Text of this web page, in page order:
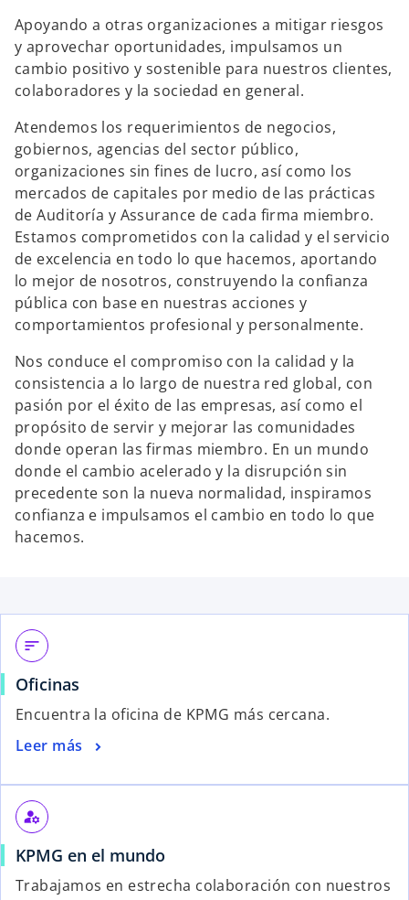
Apoyando a otras organizaciones a mitigar riesgos
y aprovechar oportunidades, impulsamos un
cambio positivo y sostenible para nuestros clientes,
colaboradores y la sociedad en general.
Atendemos los requerimientos de negocios,
gobiernos, agencias del sector público,
organizaciones sin fines de lucro, así como los
mercados de capitales por medio de las prácticas
de Auditoría y Assurance de cada firma miembro.
Estamos comprometidos con la calidad y el servicio
de excelencia en todo lo que hacemos, aportando
lo mejor de nosotros, construyendo la confianza
pública con base en nuestras acciones y
comportamientos profesional y personalmente.
Nos conduce el compromiso con la calidad y la
consistencia a lo largo de nuestra red global, con
pasión por el éxito de las empresas, así como el
propósito de servir y mejorar las comunidades
donde operan las firmas miembro. En un mundo
donde el cambio acelerado y la disrupción sin
precedente son la nueva normalidad, inspiramos
confianza e impulsamos el cambio en todo lo que
hacemos.
sort
Oficinas
Encuentra la oficina de KPMG más cercana.
Leer más
manage_accounts
KPMG en el mundo
Trabajamos en estrecha colaboración con nuestros